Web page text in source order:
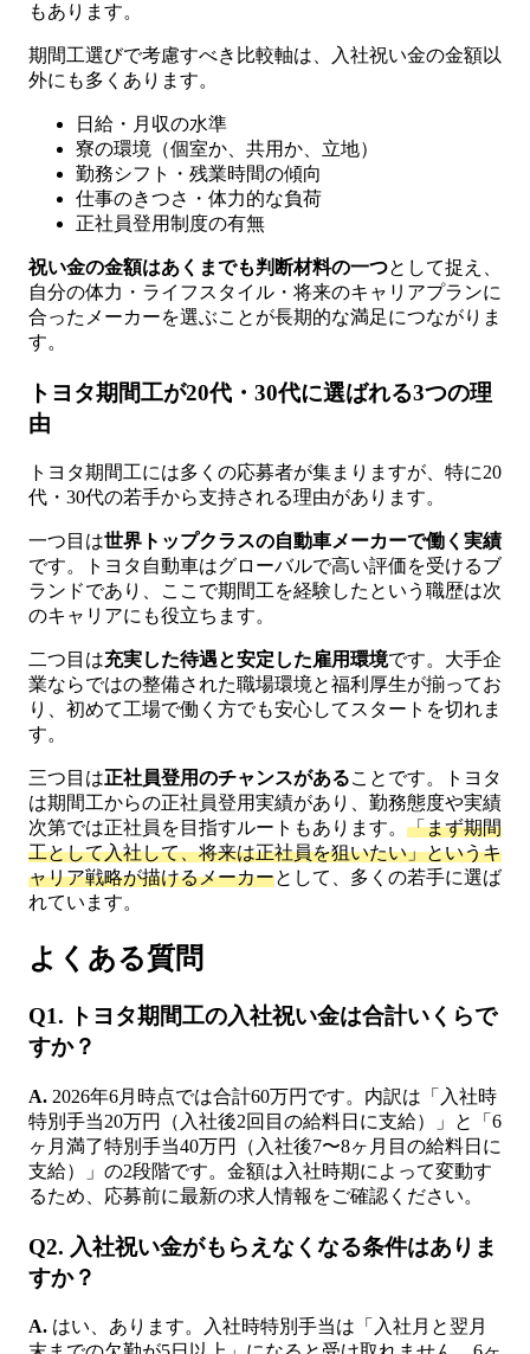
もあります。
期間工選びで考慮すべき比較軸は、入社祝い金の金額以
外にも多くあります。
日給・月収の水準
寮の環境（個室か、共用か、立地）
勤務シフト・残業時間の傾向
仕事のきつさ・体力的な負荷
正社員登用制度の有無
祝い金の金額はあくまでも判断材料の一つとして捉え、
自分の体力・ライフスタイル・将来のキャリアプランに
合ったメーカーを選ぶことが長期的な満足につながりま
す。
トヨタ期間工が20代・30代に選ばれる3つの理
由
トヨタ期間工には多くの応募者が集まりますが、特に20
代・30代の若手から支持される理由があります。
一つ目は世界トップクラスの自動車メーカーで働く実績
です。トヨタ自動車はグローバルで高い評価を受けるブ
ランドであり、ここで期間工を経験したという職歴は次
のキャリアにも役立ちます。
二つ目は充実した待遇と安定した雇用環境です。大手企
業ならではの整備された職場環境と福利厚生が揃ってお
り、初めて工場で働く方でも安心してスタートを切れま
す。
三つ目は正社員登用のチャンスがあることです。トヨタ
は期間工からの正社員登用実績があり、勤務態度や実績
次第では正社員を目指すルートもあります。 「まず期間
工として入社して、将来は正社員を狙いたい」というキ
ャリア戦略が描けるメーカーとして、多くの若手に選ば
れています。
よくある質問
Q1. トヨタ期間工の入社祝い金は合計いくらで
すか？
A. 2026年6月時点では合計60万円です。内訳は「入社時
特別手当20万円（入社後2回目の給料日に支給）」と「6
ヶ月満了特別手当40万円（入社後7〜8ヶ月目の給料日に
支給）」の2段階です。金額は入社時期によって変動す
るため、応募前に最新の求人情報をご確認ください。
Q2. 入社祝い金がもらえなくなる条件はありま
すか？
A. はい、あります。入社時特別手当は「入社月と翌月